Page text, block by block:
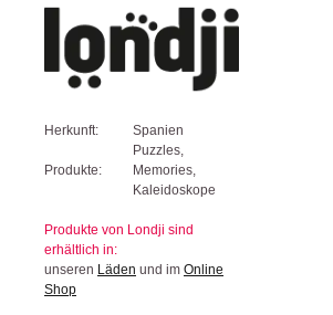
Herkunft: Spanien
Produkte:
Puzzles,
Memories,
Kaleidoskope
Produkte von Londji sind
erhältlich in:
unseren Läden und im Online
Shop